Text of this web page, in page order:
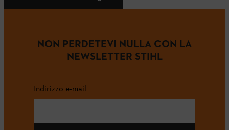
NON PERDETEVI NULLA CON LA
NEWSLETTER STIHL
Indirizzo e-mail